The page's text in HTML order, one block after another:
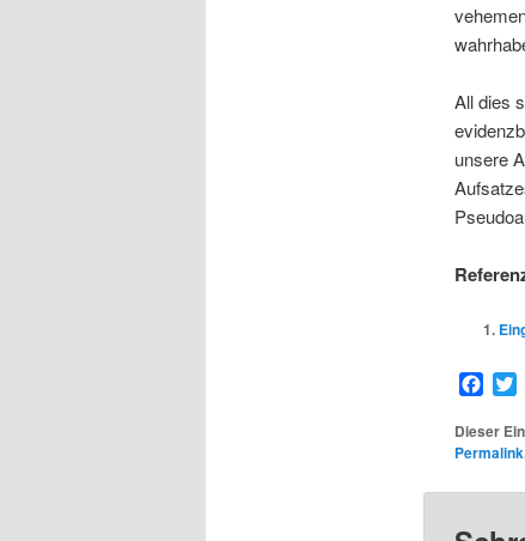
All dies
unsere
Dieser
Permalink